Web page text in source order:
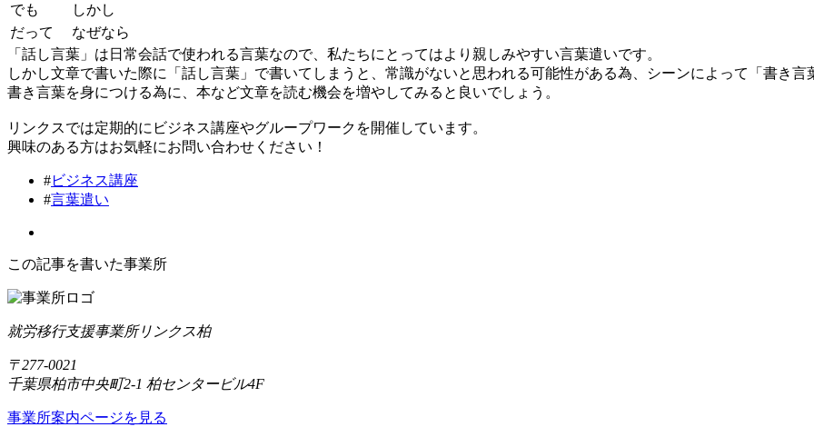
でも
しかし
だって
なぜなら
「話し言葉」は日常会話で使われる言葉なので、私たちにとってはより親しみやすい言葉遣いです。
しかし文章で書いた際に「話し言葉」で書いてしまうと、常識がないと思われる可能性がある為、シーンによって「書き
書き言葉を身につける為に、本など文章を読む機会を増やしてみると良いでしょう。
リンクスでは定期的にビジネス講座やグループワークを開催しています。
興味のある方はお気軽にお問い合わせください！
#ビジネス講座
#言葉遣い
この記事を書いた事業所
就労移行支援事業所リンクス柏
〒277-0021
千葉県柏市中央町2-1 柏センタービル4F
事業所案内ページを見る